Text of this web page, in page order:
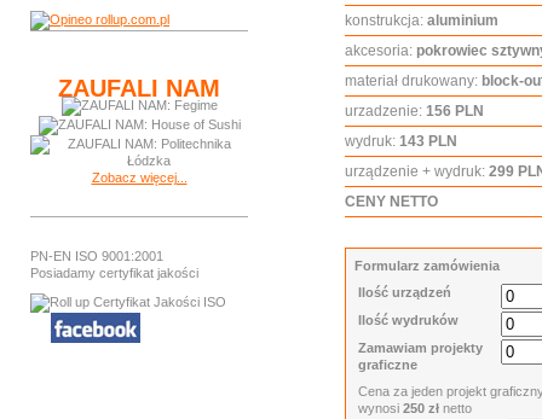
ZAUFALI NAM
Zobacz więcej...
PN-EN ISO 9001:2001
Posiadamy certyfikat jakości
konstrukcja: aluminium
akcesoria: pokrowiec
materiał drukowany: block-
urzadzenie: 156 PLN
wydruk: 143 PLN
urządzenie + wydruk: 299
CENY NETTO
Formularz zamówienia
Ilość urządzeń
Ilość wydruków
Zamawiam projekty
graficzne
Cena za jeden projekt
wynosi 250 zł netto